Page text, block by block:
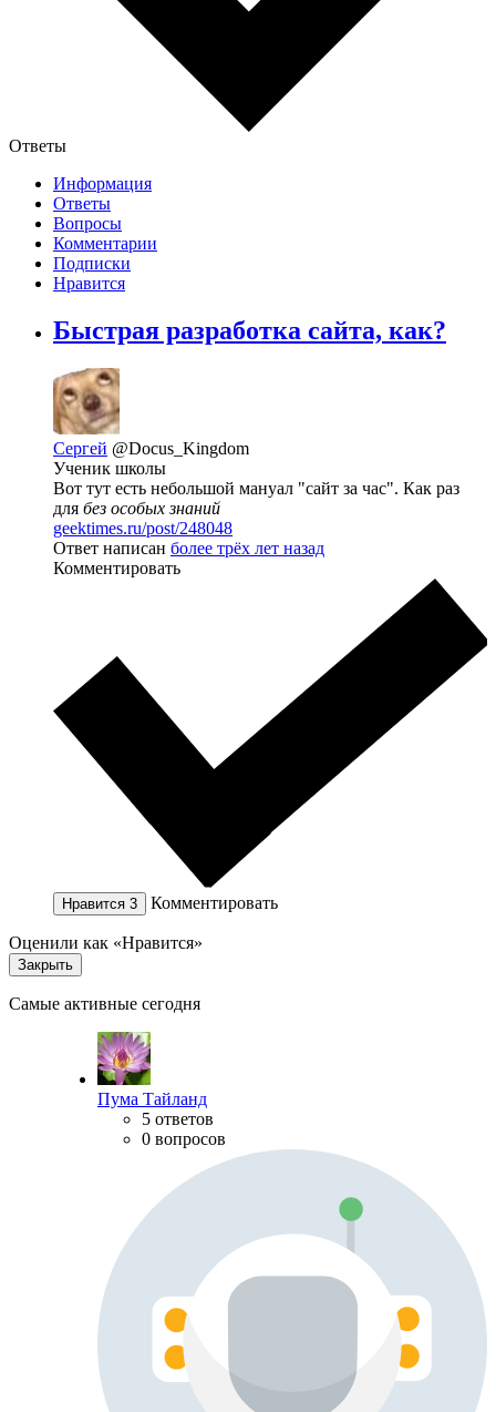
Ответы
Информация
Ответы
Вопросы
Комментарии
Подписки
Нравится
Быстрая разработка сайта, как?
Сергей @Docus_Kingdom
Ученик школы
Вот тут есть небольшой мануал "сайт за час". Как раз
для без особых знаний
geektimes.ru/post/248048
Ответ написан более трёх лет назад
Комментировать
Нравится 3 Комментировать
Оценили как «Нравится»
Закрыть
Самые активные сегодня
Пума Тайланд
5 ответов
0 вопросов